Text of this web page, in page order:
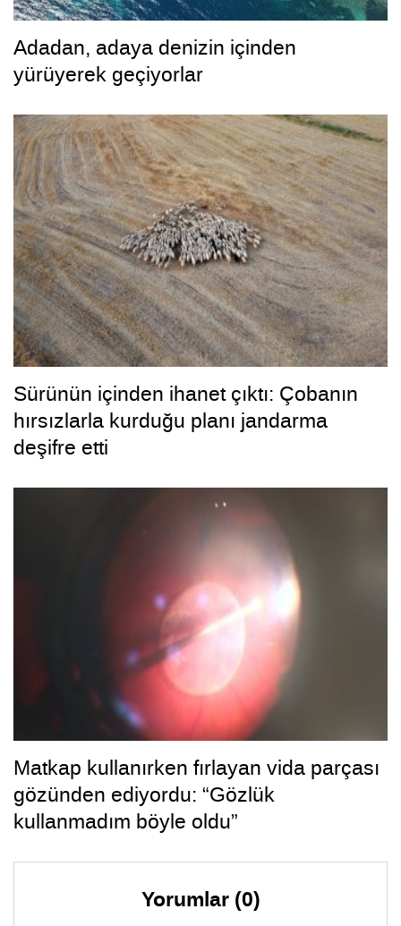
Adadan, adaya denizin içinden
yürüyerek geçiyorlar
Sürünün içinden ihanet çıktı: Çobanın
hırsızlarla kurduğu planı jandarma
deşifre etti
Matkap kullanırken fırlayan vida parçası
gözünden ediyordu: “Gözlük
kullanmadım böyle oldu”
Yorumlar (0)